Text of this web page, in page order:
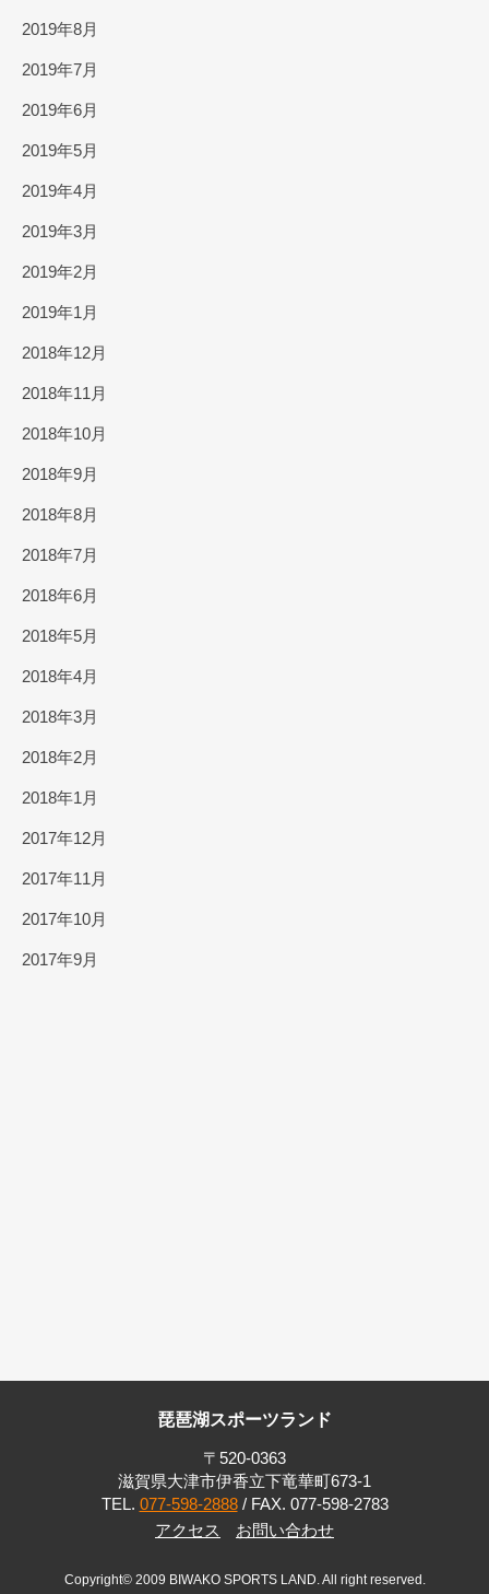
2019年8月
2019年7月
2019年6月
2019年5月
2019年4月
2019年3月
2019年2月
2019年1月
2018年12月
2018年11月
2018年10月
2018年9月
2018年8月
2018年7月
2018年6月
2018年5月
2018年4月
2018年3月
2018年2月
2018年1月
2017年12月
2017年11月
2017年10月
2017年9月
琵琶湖スポーツランド
〒520-0363
滋賀県大津市伊香立下竜華町673-1
TEL. 077-598-2888/ FAX. 077-598-2783
アクセス
お問い合わせ
Copyright© 2009 BIWAKO SPORTS LAND. All right reserved.